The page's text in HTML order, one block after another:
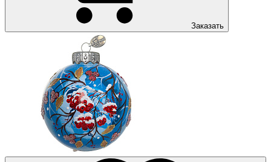
Заказать